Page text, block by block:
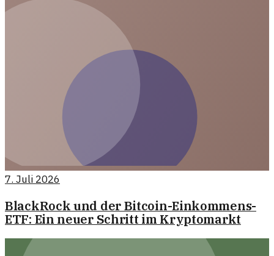
7. Juli 2026
BlackRock und der Bitcoin-Einkommens-
ETF: Ein neuer Schritt im Kryptomarkt